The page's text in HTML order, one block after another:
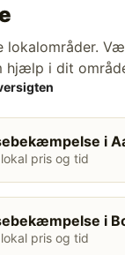
lokalområder.
hjælp i dit
i
pris og tid
i
pris og tid